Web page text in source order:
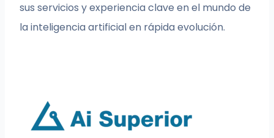
sus servicios y experiencia clave en el mundo de
la inteligencia artificial en rápida evolución.